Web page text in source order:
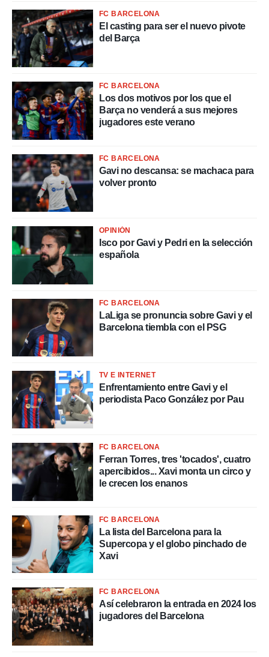
con el
mediante
publicidad
publicidad
de
1199
FC BARCELONA
El casting para ser el nuevo pivote
del Barça
FC BARCELONA
Los dos motivos por los que el
Barça no venderá a sus mejores
jugadores este verano
FC BARCELONA
Gavi no descansa: se machaca para
volver pronto
OPINIÓN
Isco por Gavi y Pedri en la selección
española
FC BARCELONA
LaLiga se pronuncia sobre Gavi y el
Barcelona tiembla con el PSG
TV E INTERNET
Enfrentamiento entre Gavi y el
periodista Paco González por Pau
FC BARCELONA
Ferran Torres, tres 'tocados', cuatro
apercibidos... Xavi monta un circo y
le crecen los enanos
FC BARCELONA
La lista del Barcelona para la
Supercopa y el globo pinchado de
Xavi
FC BARCELONA
Así celebraron la entrada en 2024 los
jugadores del Barcelona